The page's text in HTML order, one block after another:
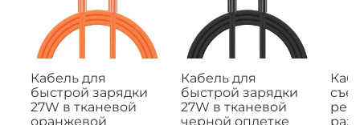
Кабель для
быстрой зарядки
27W в тканевой
оранжевой
Кабель для
быстрой зарядки
27W в тканевой
черной оплетке